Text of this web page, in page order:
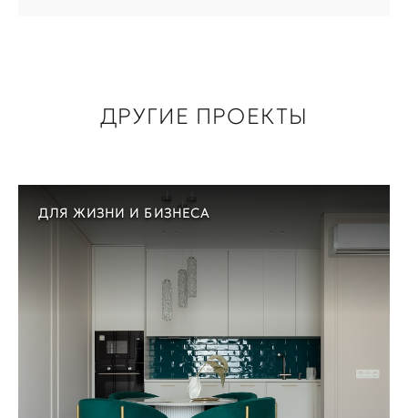
ДРУГИЕ ПРОЕКТЫ
ДЛЯ ЖИЗНИ И БИЗНЕСА